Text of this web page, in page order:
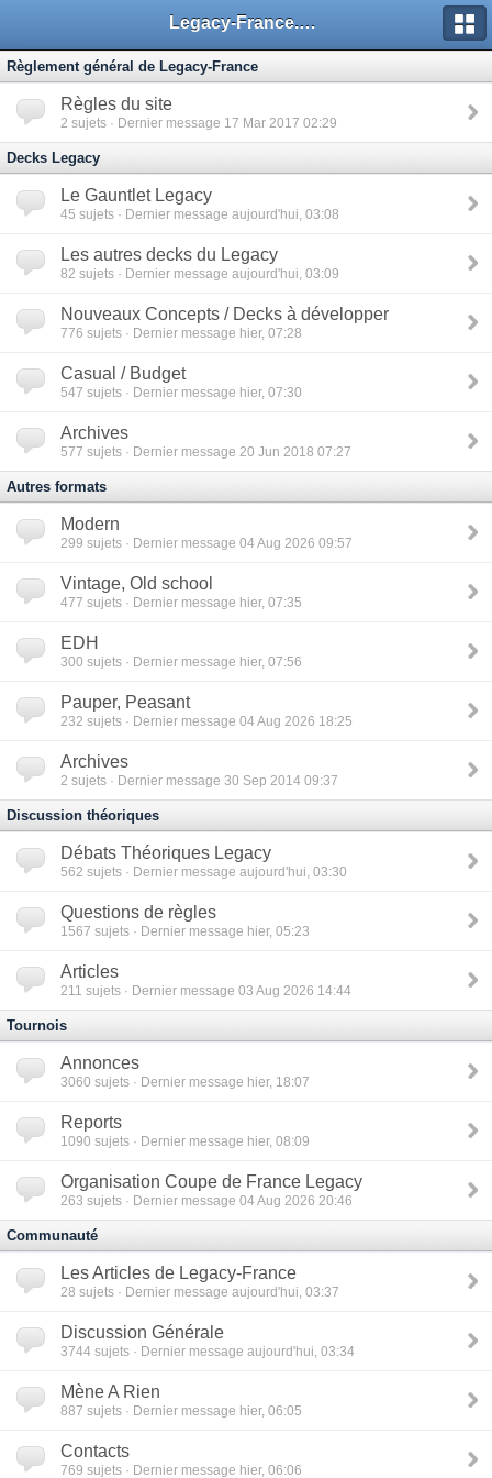
Legacy-France.org - Forum
Règlement général de Legacy-France
Règles du site
2 sujets · Dernier message 17 Mar 2017 02:29
Decks Legacy
Le Gauntlet Legacy
45 sujets · Dernier message aujourd'hui, 03:08
Les autres decks du Legacy
82 sujets · Dernier message aujourd'hui, 03:09
Nouveaux Concepts / Decks à développer
776 sujets · Dernier message hier, 07:28
Casual / Budget
547 sujets · Dernier message hier, 07:30
Archives
577 sujets · Dernier message 20 Jun 2018 07:27
Autres formats
Modern
299 sujets · Dernier message 04 Aug 2026 09:57
Vintage, Old school
477 sujets · Dernier message hier, 07:35
EDH
300 sujets · Dernier message hier, 07:56
Pauper, Peasant
232 sujets · Dernier message 04 Aug 2026 18:25
Archives
2 sujets · Dernier message 30 Sep 2014 09:37
Discussion théoriques
Débats Théoriques Legacy
562 sujets · Dernier message aujourd'hui, 03:30
Questions de règles
1567 sujets · Dernier message hier, 05:23
Articles
211 sujets · Dernier message 03 Aug 2026 14:44
Tournois
Annonces
3060 sujets · Dernier message hier, 18:07
Reports
1090 sujets · Dernier message hier, 08:09
Organisation Coupe de France Legacy
263 sujets · Dernier message 04 Aug 2026 20:46
Communauté
Les Articles de Legacy-France
28 sujets · Dernier message aujourd'hui, 03:37
Discussion Générale
3744 sujets · Dernier message aujourd'hui, 03:34
Mène A Rien
887 sujets · Dernier message hier, 06:05
Contacts
769 sujets · Dernier message hier, 06:06